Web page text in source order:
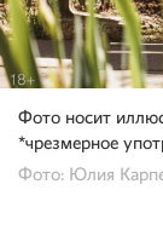
Фото носит
*чрезмерное
Фото: Юлия